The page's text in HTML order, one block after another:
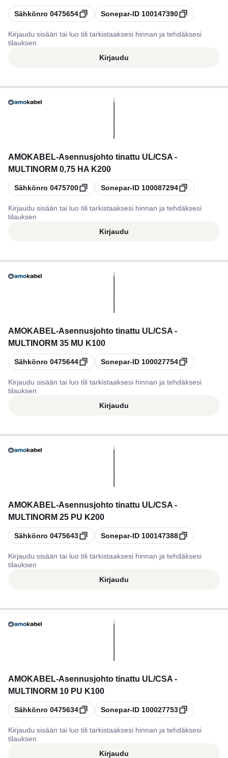
Kopioi
Sähkönro 0475654 Kopioi
Sonepar-ID 100147390
Kirjaudu sisään tai luo tili tarkistaaksesi hinnan ja tehdäksesi
tilauksen
Kirjaudu
AMOKABEL-Asennusjohto tinattu UL/CSA -
MULTINORM 0,75 HA K200
Kopioi
Sähkönro 0475700 Kopioi
Sonepar-ID 100087294
Kirjaudu sisään tai luo tili tarkistaaksesi hinnan ja tehdäksesi
tilauksen
Kirjaudu
AMOKABEL-Asennusjohto tinattu UL/CSA -
MULTINORM 35 MU K100
Kopioi
Sähkönro 0475644 Kopioi
Sonepar-ID 100027754
Kirjaudu sisään tai luo tili tarkistaaksesi hinnan ja tehdäksesi
tilauksen
Kirjaudu
AMOKABEL-Asennusjohto tinattu UL/CSA -
MULTINORM 25 PU K200
Kopioi
Sähkönro 0475643 Kopioi
Sonepar-ID 100147388
Kirjaudu sisään tai luo tili tarkistaaksesi hinnan ja tehdäksesi
tilauksen
Kirjaudu
AMOKABEL-Asennusjohto tinattu UL/CSA -
MULTINORM 10 PU K100
Kopioi
Sähkönro 0475634 Kopioi
Sonepar-ID 100027753
Kirjaudu sisään tai luo tili tarkistaaksesi hinnan ja tehdäksesi
tilauksen
Kirjaudu